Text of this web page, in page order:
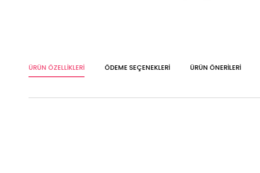
ÜRÜN ÖZELLIKLERI ÖDEME SEÇENEKLERI ÜRÜN ÖNERILERI